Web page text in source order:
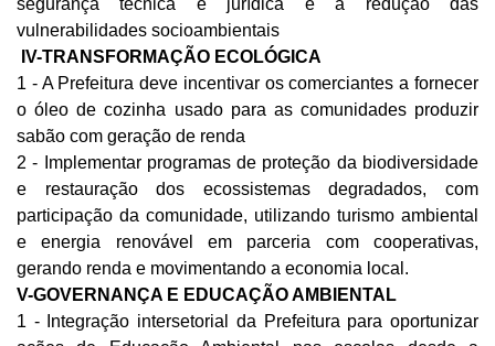
segurança técnica e jurídica e a redução das
vulnerabilidades socioambientais
IV-TRANSFORMAÇÃO ECOLÓGICA
1 - A Prefeitura deve incentivar os comerciantes a fornecer
o óleo de cozinha usado para as comunidades produzir
sabão com geração de renda
2 - Implementar programas de proteção da biodiversidade
e restauração dos ecossistemas degradados, com
participação da comunidade, utilizando turismo ambiental
e energia renovável em parceria com cooperativas,
gerando renda e movimentando a economia local.
V-GOVERNANÇA E EDUCAÇÃO AMBIENTAL
1 - Integração intersetorial da Prefeitura para oportunizar